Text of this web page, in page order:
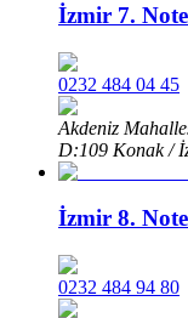
İzmir 7.
0232 484 04 45
Akdeniz
D:109 Konak /
İzmir 8.
0232 484 94 80